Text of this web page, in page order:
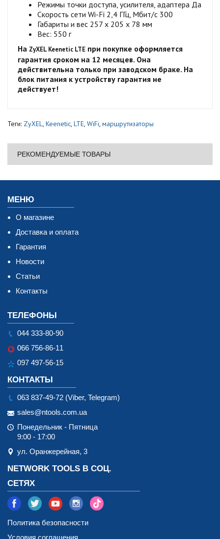
Режимы точки доступа, усилителя, адаптера Да
Скорость сети Wi-Fi 2,4 ГГц, Мбит/с 300
Габариты и вес 257 х 205 х 78 мм
Вес: 550 г
На ZyXEL Keenetic LTE при покупке оформляется
гарантия сроком на 12 месяцев. Она
действительна только при заводском браке. На
блок питания к устройству гарантия не
действует!
Теги: ZyXEL, Keenetic, LTE, WiFi, маршрутизаторы
РЕКОМЕНДУЕМЫЕ ТОВАРЫ
МЕНЮ
О магазине
Доставка и оплата
Гарантия
Новости
Статьи
Контакты
ТЕЛЕФОНЫ
044 333-80-90
066 756-86-11
097 497-56-15
КОНТАКТЫ
063 837-49-72 (Viber, Telegram)
sales@ntools.com.ua
Понедельник - Пятница
9:00 - 17:00
ул. Оранжерейная, 3
NETWORK TOOLS В СОЦ.
СЕТЯХ
Политика безопасности
Условия соглашения